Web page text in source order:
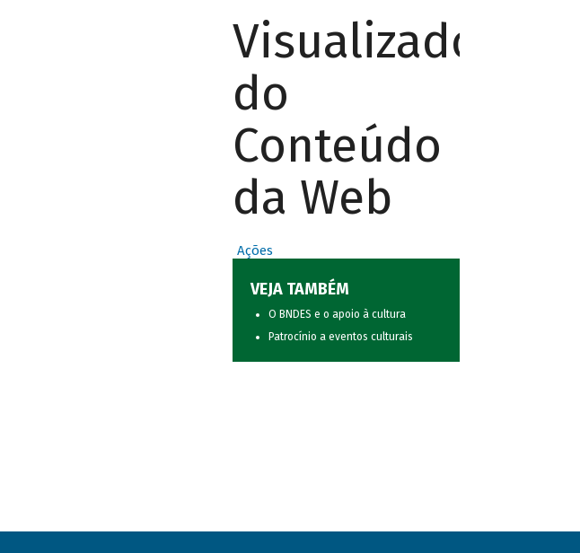
Visualizador
do
Conteúdo
da Web
Ações
VEJA TAMBÉM
O BNDES e o apoio à cultura
Patrocínio a eventos culturais